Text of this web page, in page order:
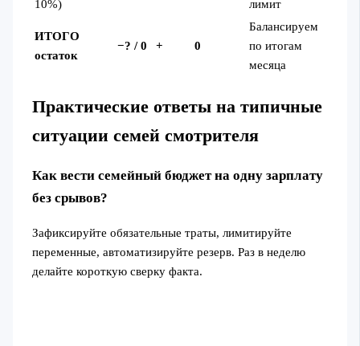
10%)
лимит
ИТОГО
остаток
−? / 0 + 0
Балансируем
по итогам
месяца
Практические ответы на типичные
ситуации семей смотрителя
Как вести семейный бюджет на одну зарплату
без срывов?
Зафиксируйте обязательные траты, лимитируйте
переменные, автоматизируйте резерв. Раз в неделю
делайте короткую сверку факта.